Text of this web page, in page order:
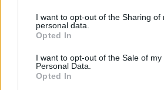
I want to opt-out of the Sharing of
personal data.
Opted In
I want to opt-out of the Sale of my
Personal Data.
Opted In
Non è la prima volta che UBS
mondo della tokenizzazione. La
Hong Kong per l’emissione di
digitali da parte della Bank of